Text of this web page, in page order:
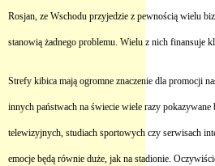
Rosjan, ze Wschodu przyjedzie z pewnością wielu
stanowią żadnego problemu. Wielu z nich finansuje
Strefy kibica mają ogromne znaczenie dla promocji
innych państwach na świecie wiele razy pokazywane
telewizyjnych, studiach sportowych czy serwisach
emocje będą równie duże, jak na stadionie.